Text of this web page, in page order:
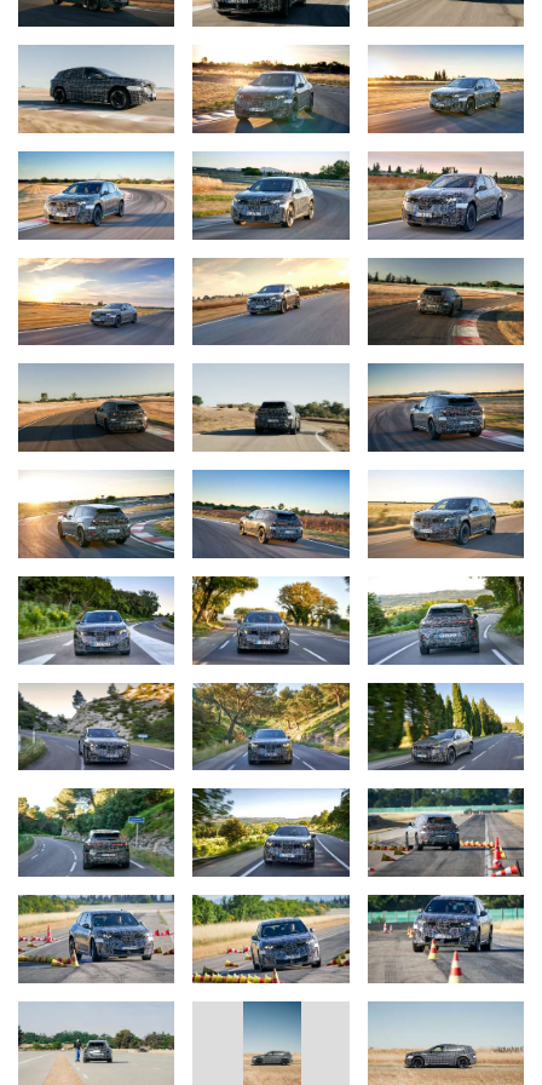
autonomiemaximă de peste 350 km în doar 10 minute*.
Computerul de controlHeart of Joyşi pachetul de software
BMW Dynamic Performance Controlridică potenţialul
dinamic al sistemelor de propulsie electrice la un nou nivel.
BMW Panoramic iDrive: "Mâinile pe volan, privirea pe drum"
BMW Panoramic iDrive afişează toate informaţiile relevante
despre condus în linia vizuală ideală a conducătorului şi
maximizează eficienţa ergonomică şi siguranţa. Patru elemente se
combină pentru a crea o experienţă de utilizator unică:
informaţiile sunt proiectate pe o
suprafaţă neagră imprimată în parbriz, de la un montant A
la celălalt.
3D Head-Up Display:disponibil opţional, BMW 3D Head-Up
Display proiectează informaţii pentru navigaţie şi condus
autonom în câmpul vizual direct al conducătorului,
deasupra BMW Panoramic Vision Display.
Afişaj central cu matrix backlight technology:
afişajul cu
design simplu se află într-o poziţie ergonomic ideală, lângă
volan.
Volan multifuncţional Shy-tech:butoanele sunt iluminate
atunci când funcţiile sunt disponibile; structura în relief şi
feedbackul haptic activ permit o operare intuitivă fără ca
şoferul să fie nevoit să-şi ia ochii de la drum.
de asemenea o dezvoltare nouă. Acesta oferă posibilităţi extinse
de personalizare, asistenţă inteligentă pentru conducător şi
actualizări software extinse. Motto-ul BMW
"Mâinile pe volan,
privirea pe drum"este redefinit printr-un mix bine echilibrat de
comenzi fizice şi funcţii digitale. BMW Panoramic iDrive va asigura
o operare uşoară şi intuitivă în fiecare segment auto şi cu fiecare
concept de sistem de propulsie.
Următoarea generaţie de sisteme de propulsie electrice.
Conceptul de baterie de înaltă tensiune pentru a 6-a generaţie a
tehnologiei BMW eDrive (Gen6) este fundamental nou şi,